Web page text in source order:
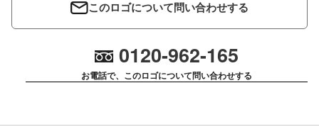
このロゴについて問い合わせする
0120-962-165
お電話で、このロゴについて問い合わせする